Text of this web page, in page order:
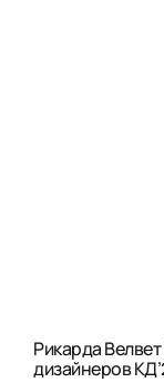
Рикарда
дизайнеров